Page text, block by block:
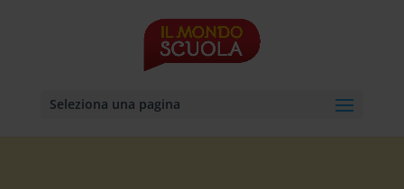
Seleziona una pagina